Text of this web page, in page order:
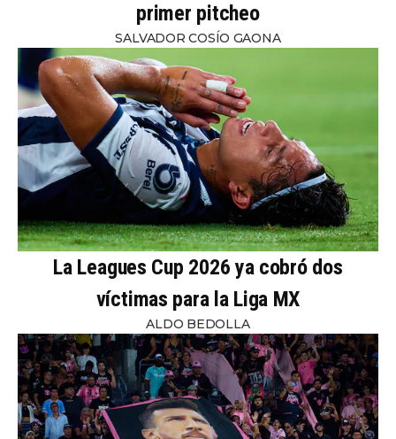
primer pitcheo
SALVADOR COSÍO GAONA
La Leagues Cup 2026 ya cobró dos
víctimas para la Liga MX
ALDO BEDOLLA